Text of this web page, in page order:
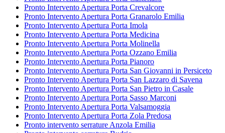
Pronto Intervento Apertura Porta Crevalcore
Pronto Intervento Apertura Porta Granarolo Emilia
Pronto Intervento Apertura Porta Imola
Pronto Intervento Apertura Porta Medicina
Pronto Intervento Apertura Porta Molinella
Pronto Intervento Apertura Porta Ozzano Emilia
Pronto Intervento Apertura Porta Pianoro
Pronto Intervento Apertura Porta San Giovanni in Persiceto
Pronto Intervento Apertura Porta San Lazzaro di Savena
Pronto Intervento Apertura Porta San Pietro in Casale
Pronto Intervento Apertura Porta Sasso Marconi
Pronto Intervento Apertura Porta Valsamoggia
Pronto Intervento Apertura Porta Zola Predosa
Pronto intervento serrature Anzola Emilia